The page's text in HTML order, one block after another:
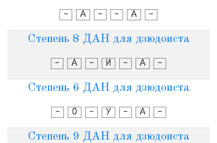
- А - - А -
Степень 8 ДАН для дзюдоиста
- А - И - А -
Степень 6 ДАН для дзюдоиста
- О - У - А -
Степень 9 ДАН для дзюдоиста